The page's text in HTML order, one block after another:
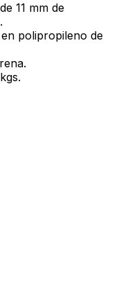
11 mm de
polipropileno de